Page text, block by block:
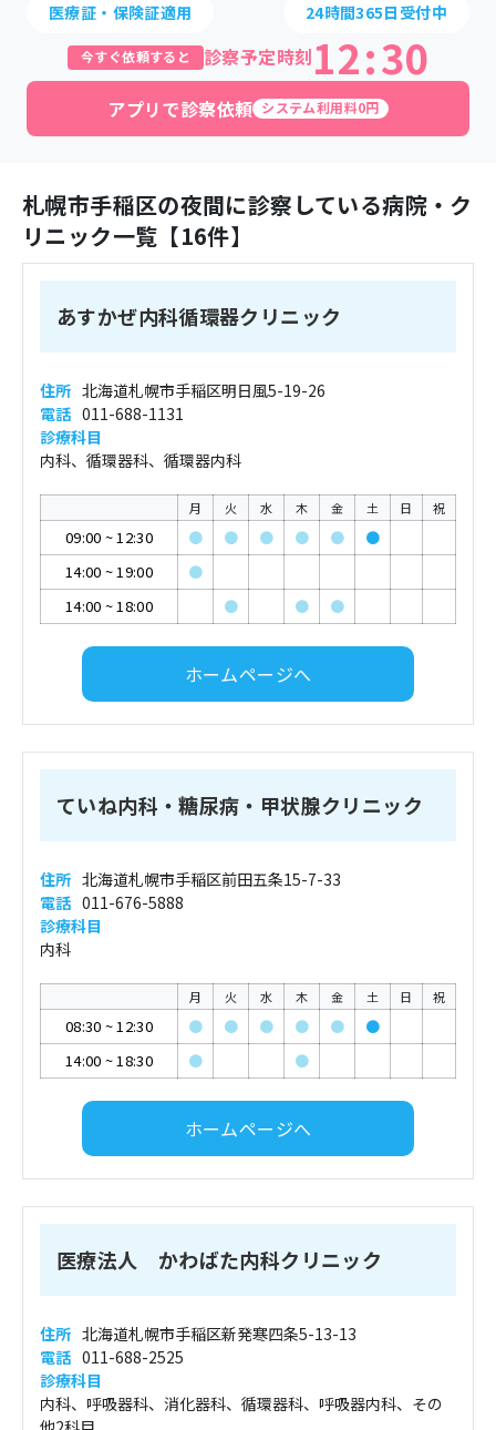
医療証・保険証適用 24時間365日受付中
今すぐ依頼すると 診察予定時刻12:30
アプリで診察依頼 システム利用料0円
札幌市手稲区の夜間に診察している病院・ク
リニック一覧【16件】
あすかぜ内科循環器クリニック
住所 北海道札幌市手稲区明日風5-19-26
電話 011-688-1131
診療科目
内科、循環器科、循環器内科
月 火 水 木 金 土 日 祝
09:00 ~12:30 ● ● ● ● ●
●
14:00 ~19:00
●
14:00 ~18:00 ● ● ●
ホームページへ
ていね内科・糖尿病・甲状腺クリニック
住所 北海道札幌市手稲区前田五条15-7-33
電話 011-676-5888
診療科目
内科
月 火 水 木 金 土 日 祝
08:30 ~12:30 ● ● ● ● ●
●
14:00 ~18:30 ● ●
ホームページへ
医療法人 かわばた内科クリニック
住所 北海道札幌市手稲区新発寒四条5-13-13
電話 011-688-2525
診療科目
内科、呼吸器科、消化器科、循環器科、呼吸器内科、その